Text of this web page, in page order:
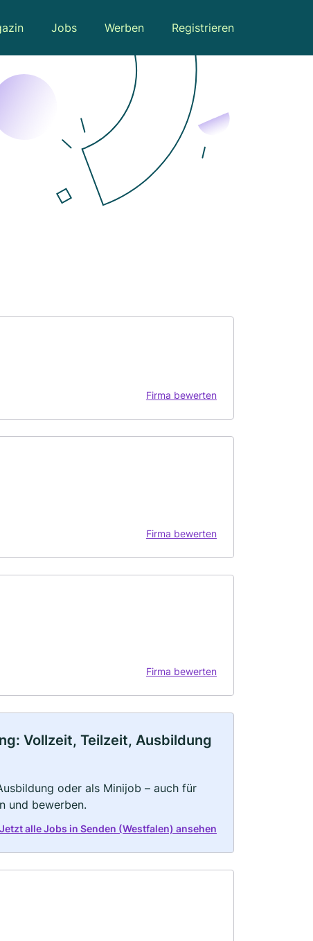
Jobs Werben Registrieren
Firma bewerten
Firma bewerten
Firma bewerten
Vollzeit, Teilzeit, Ausbildung
oder als Minijob – auch für
und bewerben.
Jetzt alle Jobs in Senden (Westfalen) ansehen